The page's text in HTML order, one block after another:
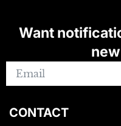
Want
CONTACT